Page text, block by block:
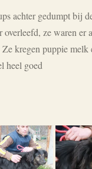
achter gedumpt bij
ze waren
kregen puppie
heel goed